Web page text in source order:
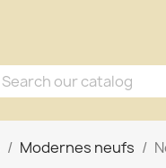
Modernes neufs